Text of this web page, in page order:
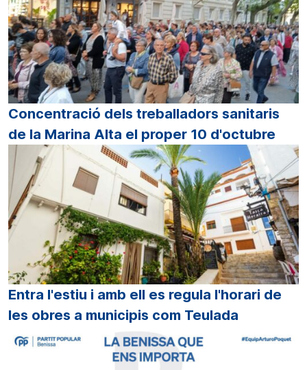
Concentració dels treballadors sanitaris
de la Marina Alta el proper 10 d'octubre
Entra l'estiu i amb ell es regula l'horari de
les obres a municipis com Teulada